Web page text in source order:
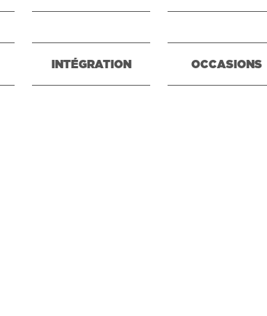
INTÉGRATION OCCASIONS